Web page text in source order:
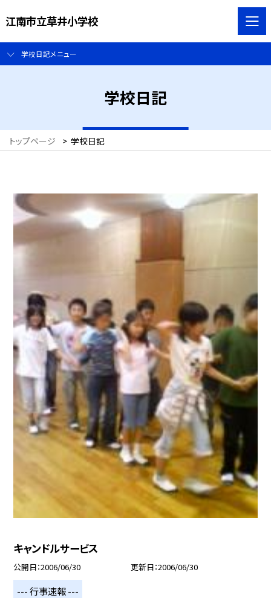
江南市立草井小学校
学校日記メニュー
学校日記
トップページ > 学校日記
キャンドルサービス
公開日 2006/06/30 更新日 2006/06/30
--- 行事速報 ---